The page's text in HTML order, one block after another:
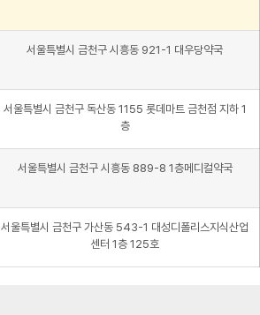
서울특별시 금천구 시흥동 921-1 대우당약국
서울특별시 금천구 독산동 1155 롯데마트 금천점 지하 1
층
서울특별시 금천구 시흥동 889-8 1층메디컬약국
서울특별시 금천구 가산동 543-1 대성디폴리스지식산업
센터 1층 125호